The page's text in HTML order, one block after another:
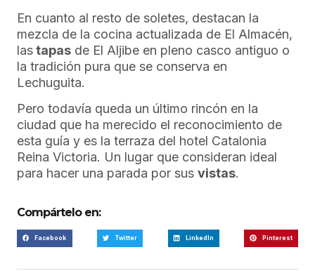
En cuanto al resto de soletes, destacan la
mezcla de la cocina actualizada de El Almacén,
lastapas de El Aljibe en pleno casco antiguo o
la tradición pura que se conserva en
Lechuguita.
Pero todavía queda un último rincón en la
ciudad que ha merecido el reconocimiento de
esta guía y es la terraza del hotel Catalonia
Reina Victoria. Un lugar que consideran ideal
para hacer una parada por sus vistas.
Compártelo en:
Facebook Twitter LinkedIn Pinterest